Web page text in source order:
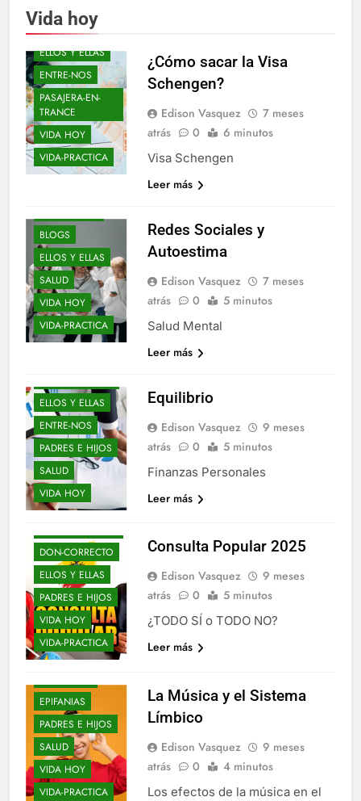
Vida hoy
AÑO NUEVO
BLOGS
ELLOS Y ELLAS
ENTRE-NOS
PASAJERA-EN-
TRANCE
VIDA HOY
VIDA-PRACTICA
¿Cómo sacar la Visa
Schengen?
Edison Vasquez
7 meses
atrás
0 6 minutos
Visa Schengen
Leer más
BLOGS
ELLOS Y ELLAS
SALUD
VIDA HOY
VIDA-PRACTICA
Redes Sociales y
Autoestima
Edison Vasquez
7 meses
atrás
0 5 minutos
Salud Mental
Leer más
BLOGS
DE-TODO-COMO-
ELLOS Y ELLAS
ENTRE-NOS
PADRES E HIJOS
SALUD
VIDA HOY
Equilibrio
Edison Vasquez
9 meses
atrás
0 5 minutos
Finanzas Personales
Leer más
DE-TODO-COMO-
DON-CORRECTO
ELLOS Y ELLAS
PADRES E HIJOS
VIDA HOY
VIDA-PRACTICA
Consulta Popular 2025
Edison Vasquez
9 meses
atrás
0 5 minutos
¿TODO SÍ o TODO NO?
Leer más
ELLOS Y ELLAS
EPIFANIAS
PADRES E HIJOS
SALUD
VIDA HOY
VIDA-PRACTICA
La Música y el Sistema
Límbico
Edison Vasquez
9 meses
atrás
0 4 minutos
Los efectos de la música en el